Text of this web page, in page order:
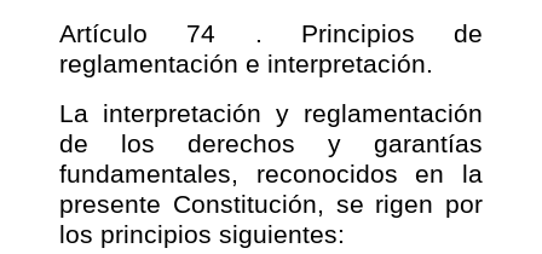
Artículo 74 . Principios de
reglamentación e interpretación.
La interpretación y reglamentación
de los derechos y garantías
fundamentales, reconocidos en la
presente Constitución, se rigen por
los principios siguientes: